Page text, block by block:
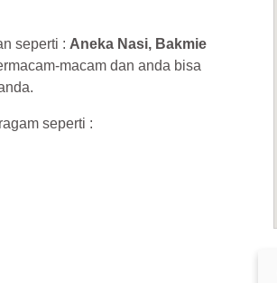
seperti : Aneka Nasi, Bakmie
macam dan anda bisa
seperti :